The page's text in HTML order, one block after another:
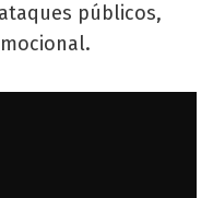
públicos,